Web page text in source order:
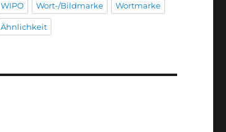
WIPO Wort-/Bildmarke Wortmarke
Ähnlichkeit